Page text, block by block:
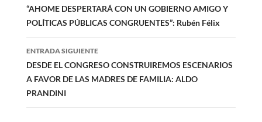
de
entradas
“AHOME DESPERTARÁ CON UN GOBIERNO AMIGO Y
POLÍTICAS PÚBLICAS CONGRUENTES”: Rubén Félix
ENTRADA SIGUIENTE
DESDE EL CONGRESO CONSTRUIREMOS ESCENARIOS
A FAVOR DE LAS MADRES DE FAMILIA: ALDO
PRANDINI